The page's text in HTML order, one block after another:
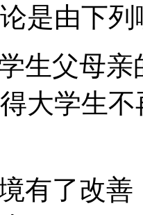
由下列
父母亲
大学生
了改善